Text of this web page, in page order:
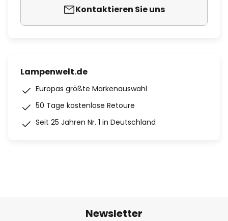
Kontaktieren Sie uns
Lampenwelt.de
Europas größte Markenauswahl
50 Tage kostenlose Retoure
Seit 25 Jahren Nr. 1 in Deutschland
Newsletter